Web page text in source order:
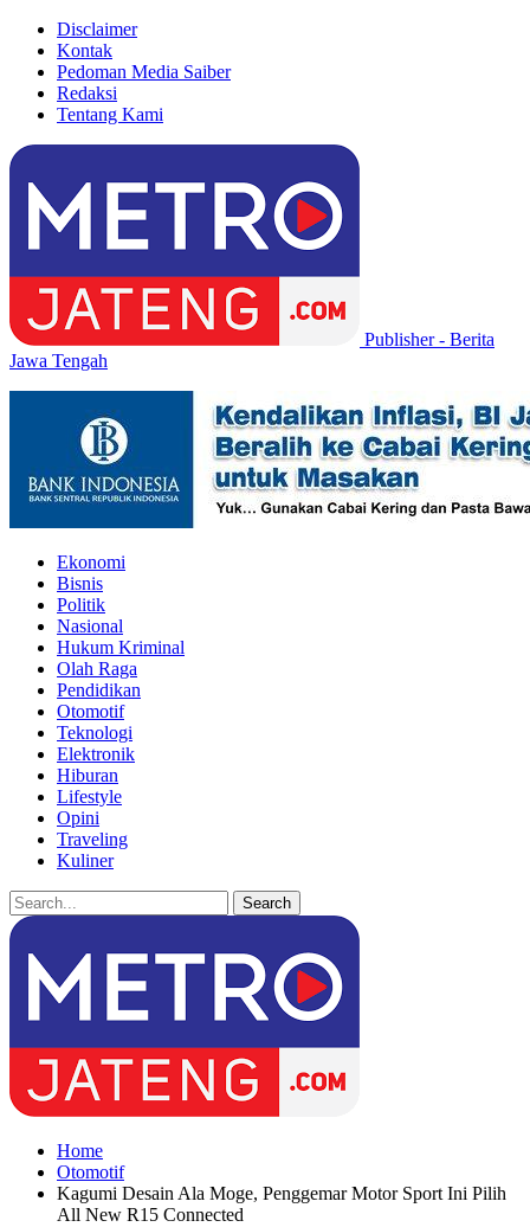
Disclaimer
Kontak
Pedoman Media Saiber
Redaksi
Tentang Kami
Publisher - Berita
Jawa Tengah
Ekonomi
Bisnis
Politik
Nasional
Hukum Kriminal
Olah Raga
Pendidikan
Otomotif
Teknologi
Elektronik
Hiburan
Lifestyle
Opini
Traveling
Kuliner
Home
Otomotif
Kagumi Desain Ala Moge, Penggemar Motor Sport Ini Pilih
All New R15 Connected